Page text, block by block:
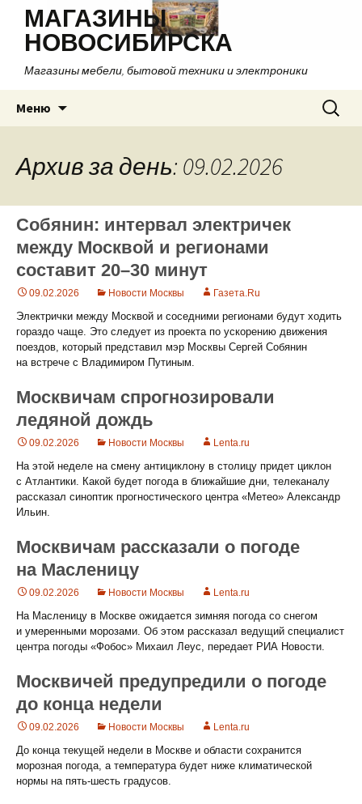
МАГАЗИНЫ
НОВОСИБИРСКА
Магазины мебели, бытовой техники и электроники
Меню
содержимому
Найти:
Архив за день: 09.02.2026
Собянин: интервал электричек
между Москвой и регионами
составит 20–30 минут
09.02.2026 Новости Москвы Газета.Ru
Электрички между Москвой и соседними регионами будут ходить
гораздо чаще. Это следует из проекта по ускорению движения
поездов, который представил мэр Москвы Сергей Собянин
на встрече с Владимиром Путиным.
Москвичам спрогнозировали
ледяной дождь
09.02.2026 Новости Москвы Lenta.ru
На этой неделе на смену антициклону в столицу придет циклон
с Атлантики. Какой будет погода в ближайшие дни, телеканалу
рассказал синоптик прогностического центра «Метео» Александр
Ильин.
Москвичам рассказали о погоде
на Масленицу
09.02.2026 Новости Москвы Lenta.ru
На Масленицу в Москве ожидается зимняя погода со снегом
и умеренными морозами. Об этом рассказал ведущий специалист
центра погоды «Фобос» Михаил Леус, передает РИА Новости.
Москвичей предупредили о погоде
до конца недели
09.02.2026 Новости Москвы Lenta.ru
До конца текущей недели в Москве и области сохранится
морозная погода, а температура будет ниже климатической
нормы на пять-шесть градусов.